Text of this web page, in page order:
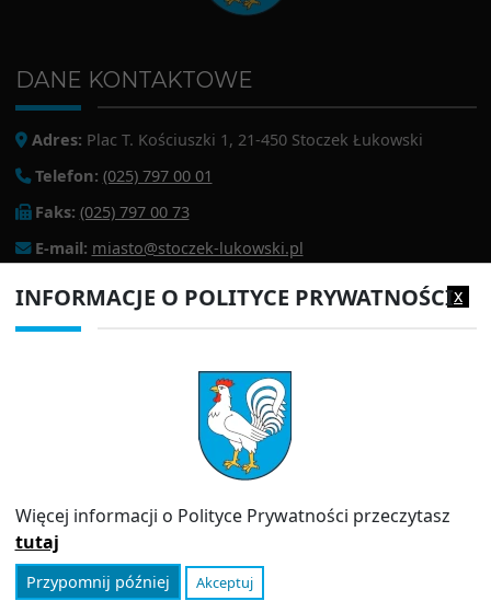
DANE KONTAKTOWE
Adres: Plac T. Kościuszki 1, 21-450 Stoczek Łukowski
Telefon: (025) 797 00 01
Faks: (025) 797 00 73
E-mail: miasto@stoczek-lukowski.pl
PRZYDATNE LINKI
Polityka prywatności
Informator
x
INFORMACJE O POLITYCE PRYWATNOŚCI
Więcej informacji o Polityce Prywatności przeczytasz
tutaj
Przypomnij później Akceptuj